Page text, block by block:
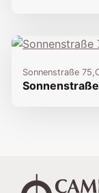
Sonnenstraße 75,